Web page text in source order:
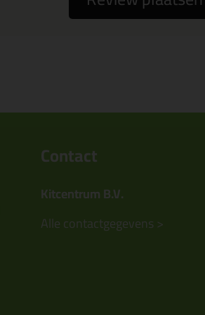
Contact
Kitcentrum B.V.
Alle contactgegevens >